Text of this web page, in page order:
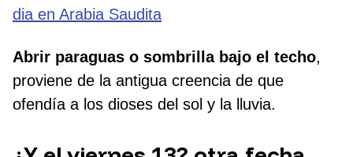
dia en Arabia Saudita
Abrir paraguas o sombrilla bajo el techo,
proviene de la antigua creencia de que
ofendía a los dioses del sol y la lluvia.